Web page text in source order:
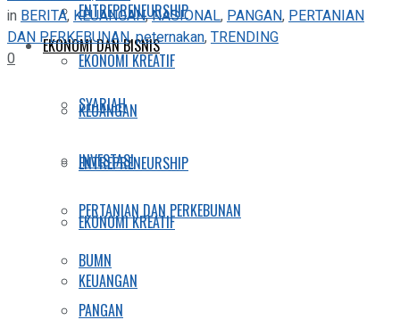
ENTREPRENEURSHIP
EKONOMI KREATIF
KEUANGAN
INVESTASI
PERTANIAN DAN PERKEBUNAN
BUMN
PANGAN
EKONOMI DAN BISNIS
SYARIAH
ENTREPRENEURSHIP
EKONOMI KREATIF
KEUANGAN
in BERITA, KEUANGAN,NASIONAL, PANGAN, PERTANIAN
DAN PERKEBUNAN,peternakan,TRENDING
0